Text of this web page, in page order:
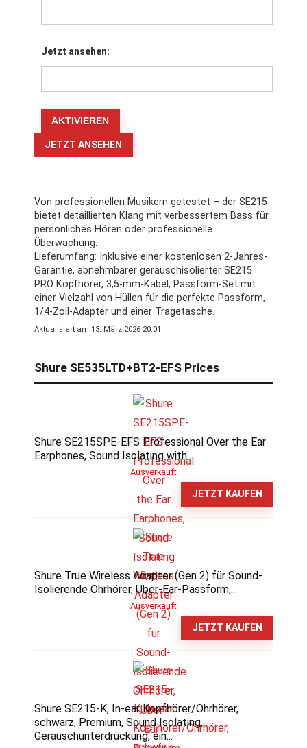
Jetzt ansehen:
JETZT ANSEHEN
Von professionellen Musikern getestet – der SE215
bietet detaillierten Klang mit verbessertem Bass für
persönliches Hören oder professionelle
Überwachung.
Lieferumfang: Inklusive einer kostenlosen 2-Jahres-
Garantie, abnehmbarer geräuschisolierter SE215
PRO Kopfhörer, 3,5-mm-Kabel, Passform-Set mit
einer Vielzahl von Hüllen für die perfekte Passform,
1/4-Zoll-Adapter und einer Tragetasche.
Aktualisiert am 13. März 2026 20:01
Shure SE535LTD+BT2-EFS Prices
Shure SE215SPE-EFS Professional Over the Ear
Earphones, Sound Isolating with...
Ausverkauft
JETZT KAUFEN
Shure True Wireless Adapter (Gen 2) für Sound-
Isolierende Ohrhörer, Über-Ear-Passform,...
Ausverkauft
JETZT KAUFEN
Shure SE215-K, In-ear Kopfhörer/Ohrhörer,
schwarz, Premium, Sound Isolating,
Geräuschunterdrückung, ein...